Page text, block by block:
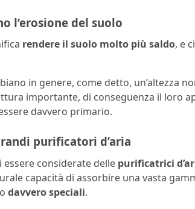
l’erosione del suolo
rendere il suolo molto più saldo, e
in genere, come detto, un’altezza
importante, di conseguenza il loro
davvero primario.
purificatori d’aria
considerate delle purificatrici
capacità di assorbire una vasta
davvero speciali.